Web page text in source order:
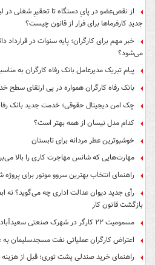
از نقص‌عضو در پایِ دستگاه تا تحقیرِ شغلی در
جدیدِ کارفرماها برای فرار از قانون چیست؟
خبر مهم برای کارگران؛ پایه سنوات در
می‌شود؟
پیام تبریک مدیرعامل بانک رفاه کارگران به
بانک رفاه کارگران همواره در پی ارتقای
چک امن دیجیتال حقوقی؛ خدمت جدید بانک
کدام مدل نیسان از همه بهتر است؟
خوشبوترین عطر مردانه برای تابستان
مهارت‌هایی که شانس مهاجرت کاری را بالا
راهنمای انتخاب بهترین سروو موتور برای پروژه
رأی جدید دیوان عدالت اداری چه می‌گوید؟ نه
بازگشت قانون کار
مسمومیت ۲۲ کارگر در شهرک صنعتی سعیدآباد گلپایگان بر اثر نشت گاز کلر
اعتراض کارگران عملیاتی نفت مسجدسلیمان
راهنمای خرید صندلی پشت توری؛ قبل از هزینه